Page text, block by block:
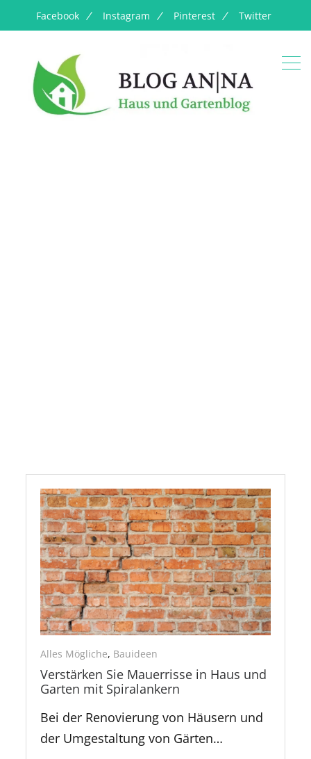
Facebook Instagram Pinterest Twitter
Mauerrisse
Alles Mögliche, Bauideen
Verstärken Sie Mauerrisse in Haus und
Garten mit Spiralankern
Bei der Renovierung von Häusern und
der Umgestaltung von Gärten…